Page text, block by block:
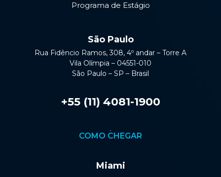
Programa de Estágio
São Paulo
Rua Fidêncio Ramos, 308, 4º andar – Torre A
Vila Olímpia – 04551-010
São Paulo – SP – Brasil
+55 (11) 4081-1900
COMO CHEGAR
Miami